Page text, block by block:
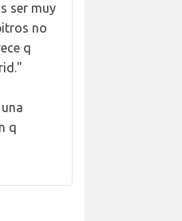
ser muy
no
q
q